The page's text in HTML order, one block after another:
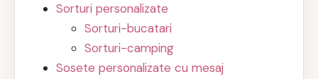
Sorturi personalizate
Sorturi-bucatari
Sorturi-camping
Sosete personalizate cu mesaj